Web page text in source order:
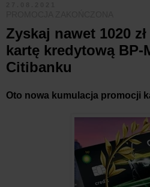
Zyskaj nawet 1020
kartę kredytową BP-
Citibanku
Oto nowa kumulacja promocji